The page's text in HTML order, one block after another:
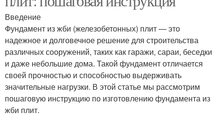
Введение
Фундамент из жби (железобетонных) плит — это
надежное и долговечное решение для строительства
различных сооружений, таких как гаражи, сараи, беседки
и даже небольшие дома. Такой фундамент отличается
своей прочностью и способностью выдерживать
значительные нагрузки. В этой статье мы рассмотрим
пошаговую инструкцию по изготовлению фундамента из
жби плит.